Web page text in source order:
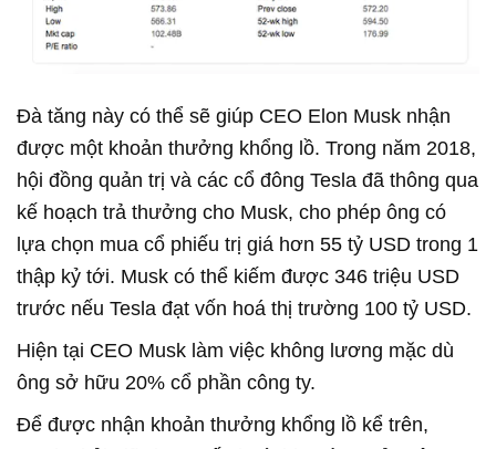
Đà tăng này có thể sẽ giúp CEO Elon Musk nhận
được một khoản thưởng khổng lồ. Trong năm 2018,
hội đồng quản trị và các cổ đông Tesla đã thông qua
kế hoạch trả thưởng cho Musk, cho phép ông có
lựa chọn mua cổ phiếu trị giá hơn 55 tỷ USD trong 1
thập kỷ tới. Musk có thể kiếm được 346 triệu USD
trước nếu Tesla đạt vốn hoá thị trường 100 tỷ USD.
Hiện tại CEO Musk làm việc không lương mặc dù
ông sở hữu 20% cổ phần công ty.
Để được nhận khoản thưởng khổng lồ kể trên,